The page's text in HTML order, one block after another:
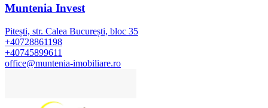
Muntenia Invest
Pitești, str. Calea București, bloc 35
+40728861198
+40745899611
office@muntenia-imobiliare.ro